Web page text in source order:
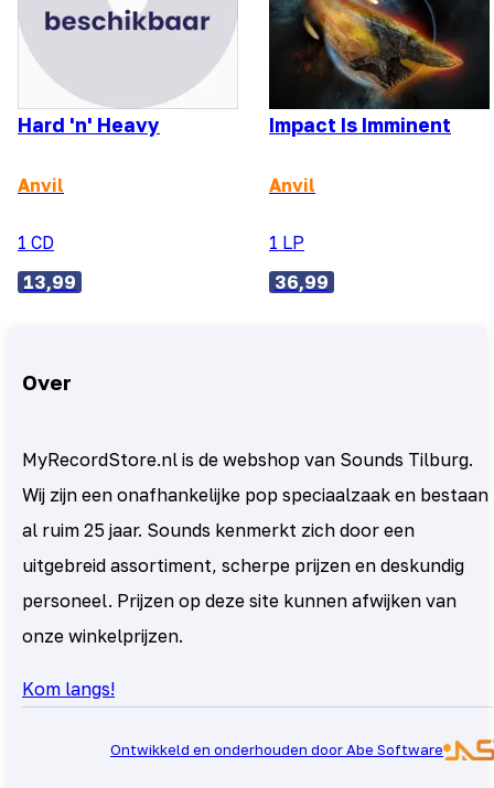
Hard 'n' Heavy
Anvil
1 CD
13,99
Impact Is Imminent
Anvil
1 LP
36,99
Over
MyRecordStore.nl is de webshop van Sounds Tilburg.
Wij zijn een onafhankelijke pop speciaalzaak en bestaan
al ruim 25 jaar. Sounds kenmerkt zich door een
uitgebreid assortiment, scherpe prijzen en deskundig
personeel. Prijzen op deze site kunnen afwijken van
onze winkelprijzen.
Kom langs!
Ontwikkeld en onderhouden door Abe Software